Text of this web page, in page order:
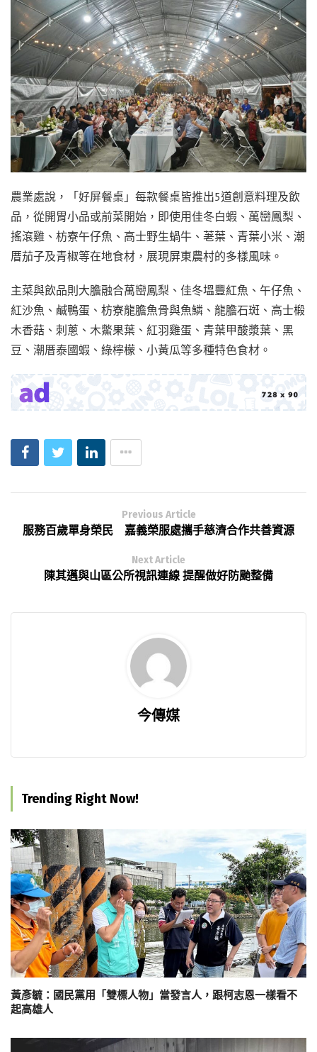
農業處說，「好屏餐桌」每款餐桌皆推出5道創意料理及飲
品，從開胃小品或前菜開始，即使用佳冬白蝦、萬巒鳳梨、
搖滾雞、枋寮午仔魚、高士野生蝸牛、荖葉、青葉小米、潮
厝茄子及青椒等在地食材，展現屏東農村的多樣風味。
主菜與飲品則大膽融合萬巒鳳梨、佳冬塭豐紅魚、午仔魚、
紅沙魚、鹹鴨蛋、枋寮龍膽魚骨與魚鱗、龍膽石斑、高士椴
木香菇、刺蔥、木鱉果葉、紅羽雞蛋、青葉甲酸漿葉、黑
豆、潮厝泰國蝦、綠檸檬、小黃瓜等多種特色食材。
Previous Article
服務百歲單身榮民 嘉義榮服處攜手慈濟合作共善資源
Next Article
陳其邁與山區公所視訊連線 提醒做好防颱整備
今傳媒
Trending Right Now!
黃彥毓：國民黨用「雙標人物」當發言人，跟柯志恩一樣看不
起高雄人